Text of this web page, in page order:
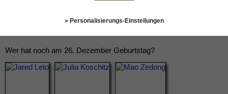
Wer hat noch am 26. Dezember Geburtstag?
» Personalisierungs-Einstellungen